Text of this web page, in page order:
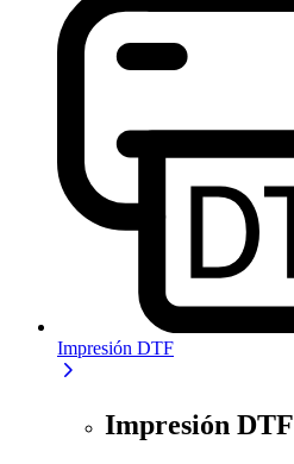
Impresión DTF
Impresión DTF